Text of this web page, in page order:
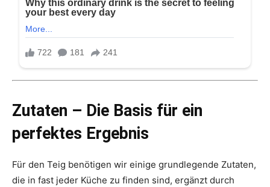
Zutaten – Die Basis für ein
perfektes Ergebnis
Für den Teig benötigen wir einige grundlegende Zutaten,
die in fast jeder Küche zu finden sind, ergänzt durch